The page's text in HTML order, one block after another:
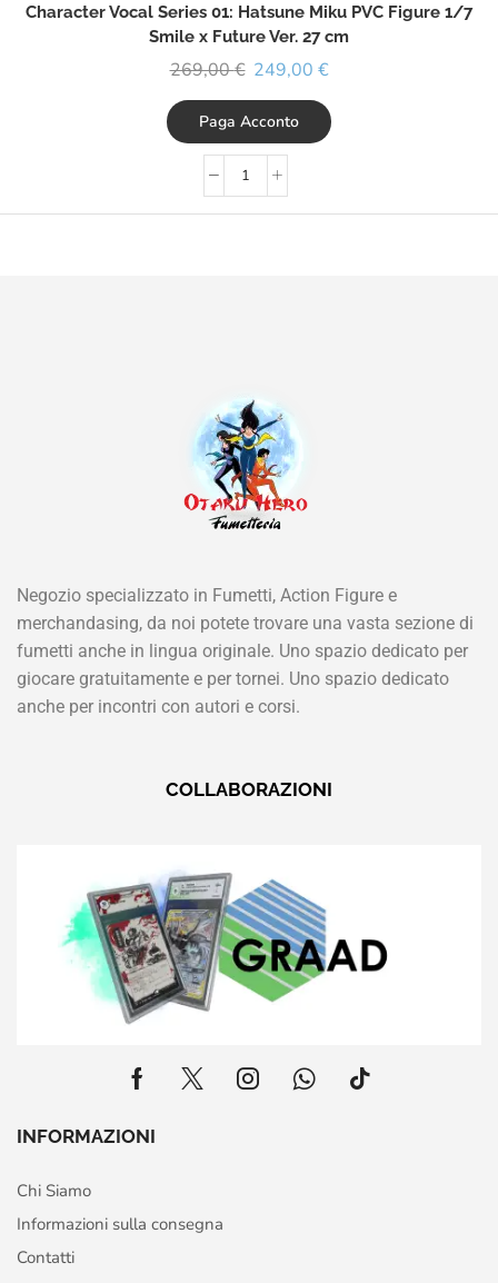
Character Vocal Series 01: Hatsune Miku PVC Figure 1/7
Smile x Future Ver. 27 cm
269,00€ 249,00 €
Paga Acconto
Negozio specializzato in Fumetti, Action Figure e
merchandasing, da noi potete trovare una vasta sezione di
fumetti anche in lingua originale. Uno spazio dedicato per
giocare gratuitamente e per tornei. Uno spazio dedicato
anche per incontri con autori e corsi.
COLLABORAZIONI
INFORMAZIONI
Chi Siamo
Informazioni sulla consegna
Contatti